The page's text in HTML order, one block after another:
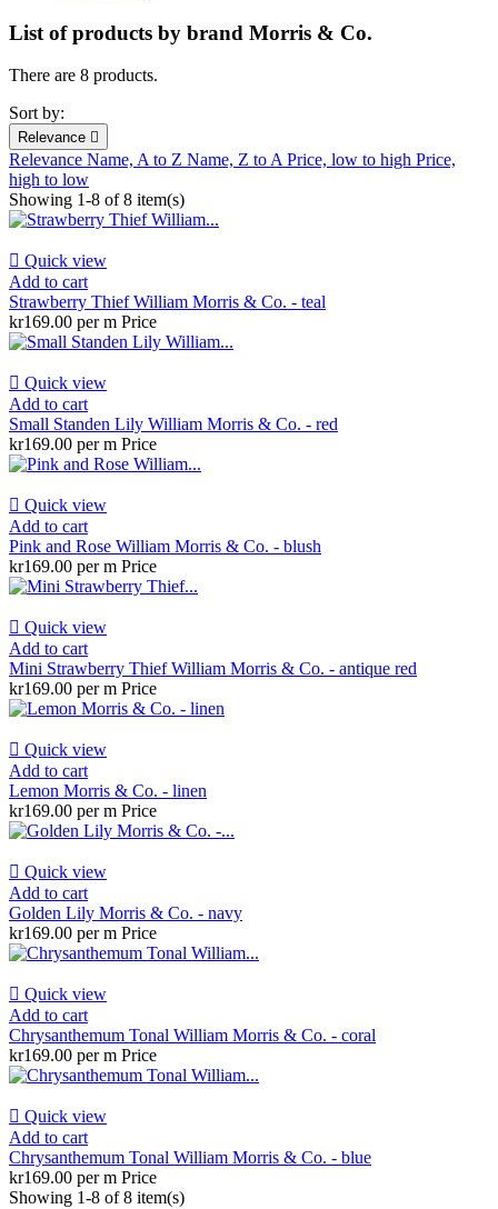
List of products by brand Morris & Co.
There are 8 products.
Sort by:
Relevance 
Relevance Name, A to Z Name, Z to APrice, low to high Price,
high to low
Showing 1-8 of 8 item(s)
 Quick view
Add to cart
Strawberry Thief William Morris & Co. - teal
kr169.00 per m Price
 Quick view
Add to cart
Small Standen Lily William Morris & Co. - red
kr169.00 per m Price
 Quick view
Add to cart
Pink and Rose William Morris & Co. - blush
kr169.00 per m Price
 Quick view
Add to cart
Mini Strawberry Thief William Morris & Co. - antique red
kr169.00 per m Price
 Quick view
Add to cart
Lemon Morris & Co. - linen
kr169.00 per m Price
 Quick view
Add to cart
Golden Lily Morris & Co. - navy
kr169.00 per m Price
 Quick view
Add to cart
Chrysanthemum Tonal William Morris & Co. - coral
kr169.00 per m Price
 Quick view
Add to cart
Chrysanthemum Tonal William Morris & Co. - blue
kr169.00 per m Price
Showing 1-8 of 8 item(s)